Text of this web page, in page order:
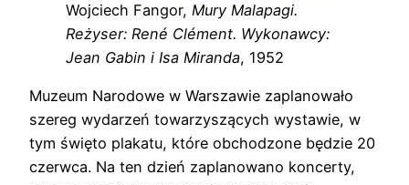
Wojciech Fangor, Mury Malapagi.
Reżyser: René Clément. Wykonawcy:
Jean Gabin i Isa Miranda, 1952
Muzeum Narodowe w Warszawie zaplanowało
szereg wydarzeń towarzyszących wystawie, w
tym święto plakatu, które obchodzone będzie 20
czerwca. Na ten dzień zaplanowano koncerty,